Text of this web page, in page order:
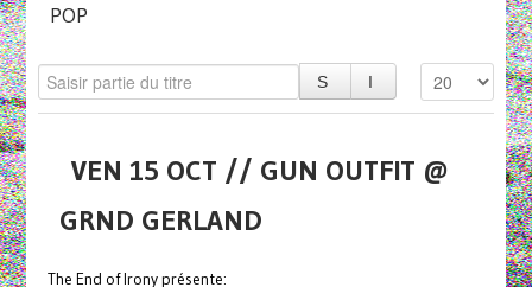
POP
VEN 15 OCT // GUN OUTFIT @
GRND GERLAND
The End of Irony présente: